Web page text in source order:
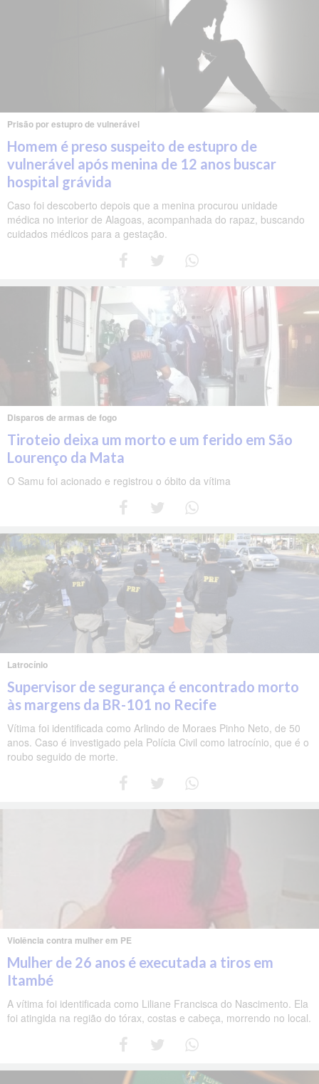
Prisão por estupro de vulnerável
Homem é preso suspeito de estupro de
vulnerável após menina de 12 anos buscar
hospital grávida
Caso foi descoberto depois que a menina procurou unidade
médica no interior de Alagoas, acompanhada do rapaz, buscando
cuidados médicos para a gestação.
Disparos de armas de fogo
Tiroteio deixa um morto e um ferido em São
Lourenço da Mata
O Samu foi acionado e registrou o óbito da vítima
Latrocínio
Supervisor de segurança é encontrado morto
às margens da BR-101 no Recife
Vítima foi identificada como Arlindo de Moraes Pinho Neto, de 50
anos. Caso é investigado pela Polícia Civil como latrocínio, que é o
roubo seguido de morte.
Violência contra mulher em PE
Mulher de 26 anos é executada a tiros em
Itambé
A vítima foi identificada como Liliane Francisca do Nascimento. Ela
foi atingida na região do tórax, costas e cabeça, morrendo no local.